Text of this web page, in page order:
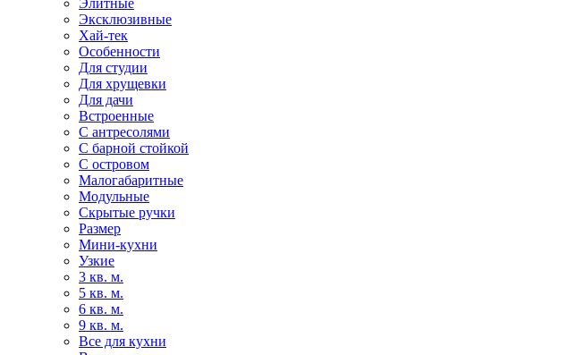
Эксклюзивные
Хай-тек
Особенности
Для студии
Для хрущевки
Для дачи
Встроенные
С антресолями
С барной стойкой
С островом
Малогабаритные
Модульные
Скрытые ручки
Размер
Мини-кухни
Узкие
3 кв. м.
5 кв. м.
6 кв. м.
9 кв. м.
Все для кухни